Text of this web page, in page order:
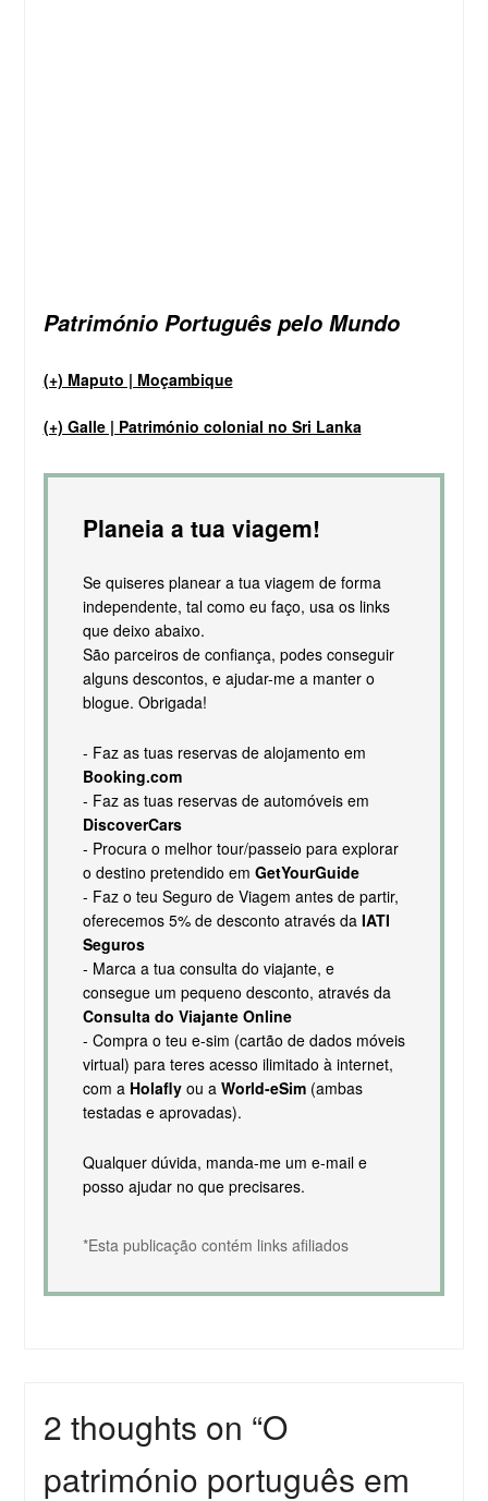
Património Português pelo Mundo
(+) Maputo | Moçambique
(+) Galle | Património colonial no Sri Lanka
Planeia a tua viagem!
Se quiseres planear a tua viagem de forma
independente, tal como eu faço, usa os links
que deixo abaixo.
São parceiros de confiança, podes conseguir
alguns descontos, e ajudar-me a manter o
blogue. Obrigada!
- Faz as tuas reservas de alojamento em
Booking.com
- Faz as tuas reservas de automóveis em
DiscoverCars
- Procura o melhor tour/passeio para explorar
o destino pretendido em GetYourGuide
- Faz o teu Seguro de Viagem antes de partir,
oferecemos 5% de desconto através da IATI
Seguros
- Marca a tua consulta do viajante, e
consegue um pequeno desconto, através da
Consulta do Viajante Online
- Compra o teu e-sim (cartão de dados móveis
virtual) para teres acesso ilimitado à internet,
com a Holaflyou a World-eSim(ambas
testadas e aprovadas).
Qualquer dúvida, manda-me um e-mail e
posso ajudar no que precisares.
*Esta publicação contém links afiliados
2 thoughts on “O
património português em